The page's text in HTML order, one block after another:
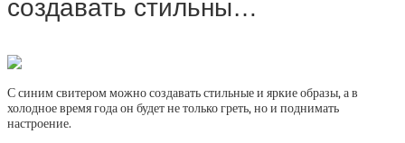
создавать стильны…
С синим свитером можно создавать стильные и яркие образы, а в
холодное время года он будет не только греть, но и поднимать
настроение.